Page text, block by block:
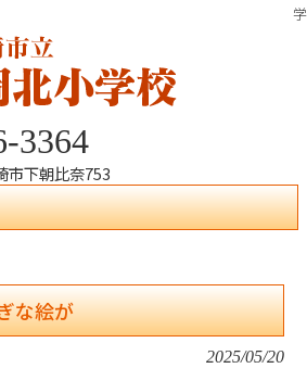
3364
市下朝比奈753
な絵が
2025/05/20